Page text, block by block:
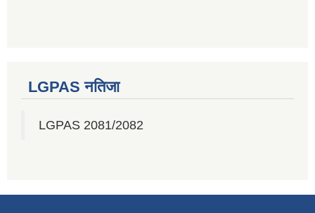
LGPAS नतिजा
LGPAS 2081/2082